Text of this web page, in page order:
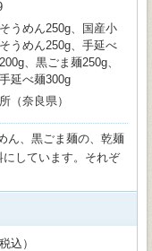
うめん250g、国産小
うめん250g、手延べ
、黒ごま麺250g、
延べ麺300g
（奈良県）
ん、黒ごま麺の、乾麺
しています。それぞ
込）